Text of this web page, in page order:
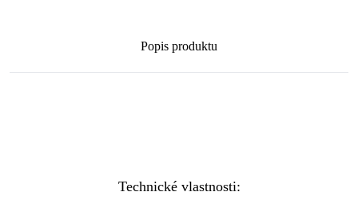
Popis produktu
Technické vlastnosti: